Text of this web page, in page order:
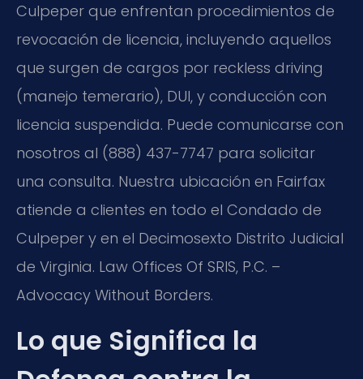
Culpeper que enfrentan procedimientos de
revocación de licencia, incluyendo aquellos
que surgen de cargos por reckless driving
(manejo temerario), DUI, y conducción con
licencia suspendida. Puede comunicarse con
nosotros al (888) 437-7747 para solicitar
una consulta. Nuestra ubicación en Fairfax
atiende a clientes en todo el Condado de
Culpeper y en el Decimosexto Distrito Judicial
de Virginia. Law Offices Of SRIS, P.C. –
Advocacy Without Borders.
Lo que Significa la